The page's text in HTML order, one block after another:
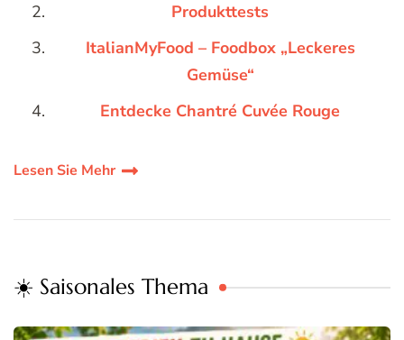
Produkttests
ItalianMyFood – Foodbox „Leckeres
Gemüse“
Entdecke Chantré Cuvée Rouge
Lesen Sie Mehr
☀️ Saisonales Thema